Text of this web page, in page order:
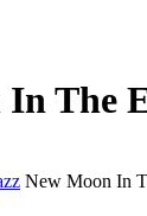
In The
New Moon In